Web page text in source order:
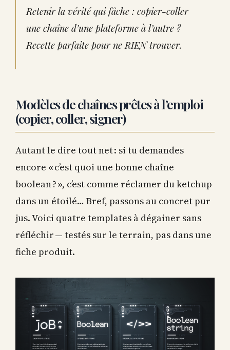
Retenir la vérité qui fâche : copier-coller
une chaîne d’une plateforme à l’autre ?
Recette parfaite pour ne RIEN trouver.
Modèles de chaînes prêtes à l’emploi
(copier, coller, signer)
Autant le dire tout net : si tu demandes
encore « c’est quoi une bonne chaîne
boolean ? », c’est comme réclamer du ketchup
dans un étoilé… Bref, passons au concret pur
jus. Voici quatre templates à dégainer sans
réfléchir — testés sur le terrain, pas dans une
fiche produit.